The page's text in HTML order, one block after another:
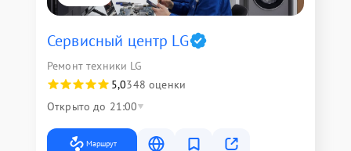
Сервисный центр LG
Ремонт техники LG
5,0348 оценки
Открыто до 21:00
Маршрут